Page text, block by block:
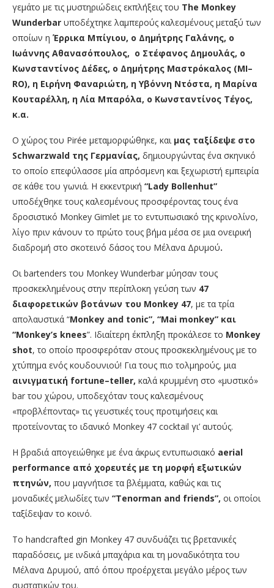
γεμάτο με τις μυστηριώδεις εκπλήξεις του The Monkey
Wunderbar υποδέχτηκε λαμπερούς καλεσμένους μεταξύ των
οποίων η Έρρικα Μπίγιου, ο Δημήτρης Γαλάνης, ο
Ιωάννης Αθανασόπουλος, ο Στέφανος Δημουλάς, ο
Κωνσταντίνος Δέδες, ο Δημήτρης Μαστρόκαλος (MI–
RO), η Ειρήνη Φαναριώτη, η Υβόννη Ντόστα, η Μαρίνα
Κουταρέλλη, η Λία Μπαρόλα, ο Κωνσταντίνος Τέγος,
κ.α.
Ο χώρος του Pirée μεταμορφώθηκε, καιμας ταξίδεψε στο
Schwarzwald της Γερμανίας, δημιουργώντας ένα σκηνικό
το οποίο επεφύλασσε μία απρόσμενη και ξεχωριστή εμπειρία
σε κάθε του γωνιά. Η εκκεντρική “Lady Bollenhut”
υποδέχθηκε τους καλεσμένους προσφέροντας τους ένα
δροσιστικό Monkey Gimlet με το εντυπωσιακό της κρινολίνο,
λίγο πριν κάνουν το πρώτο τους βήμα μέσα σε μια ονειρική
διαδρομή στο σκοτεινό δάσος του Μέλανα Δρυμού.
Οι bartenders του Monkey Wunderbar μύησαν τους
προσκεκλημένους στην περίπλοκη γεύση των 47
διαφορετικών βοτάνων του Monkey 47, με τα τρία
απολαυστικά “Monkey and tonic”, “Mai monkey” και
“Monkey’s knees”. Ιδιαίτερη έκπληξη προκάλεσε το Monkey
shot, το οποίο προσφερόταν στους προσκεκλημένους με το
χτύπημα ενός κουδουνιού! Για τους πιο τολμηρούς, μια
αινιγματική fortune–teller, καλά κρυμμένη στο «μυστικό»
bar του χώρου, υποδεχόταν τους καλεσμένους
«προβλέποντας» τις γευστικές τους προτιμήσεις και
προτείνοντας το ιδανικό Monkey 47 cocktail γι’ αυτούς.
Η βραδιά απογειώθηκε με ένα άκρως εντυπωσιακό aerial
performance από χορευτές με τη μορφή εξωτικών
πτηνών, που μαγνήτισε τα βλέμματα, καθώς και τις
μοναδικές μελωδίες των “Tenorman and friends”, οι οποίοι
ταξίδεψαν το κοινό.
Το handcrafted gin Monkey 47 συνδυάζει τις βρετανικές
παραδόσεις, με ινδικά μπαχάρια και τη μοναδικότητα του
Μέλανα Δρυμού, από όπου προέρχεται μεγάλο μέρος των
συστατικών του.